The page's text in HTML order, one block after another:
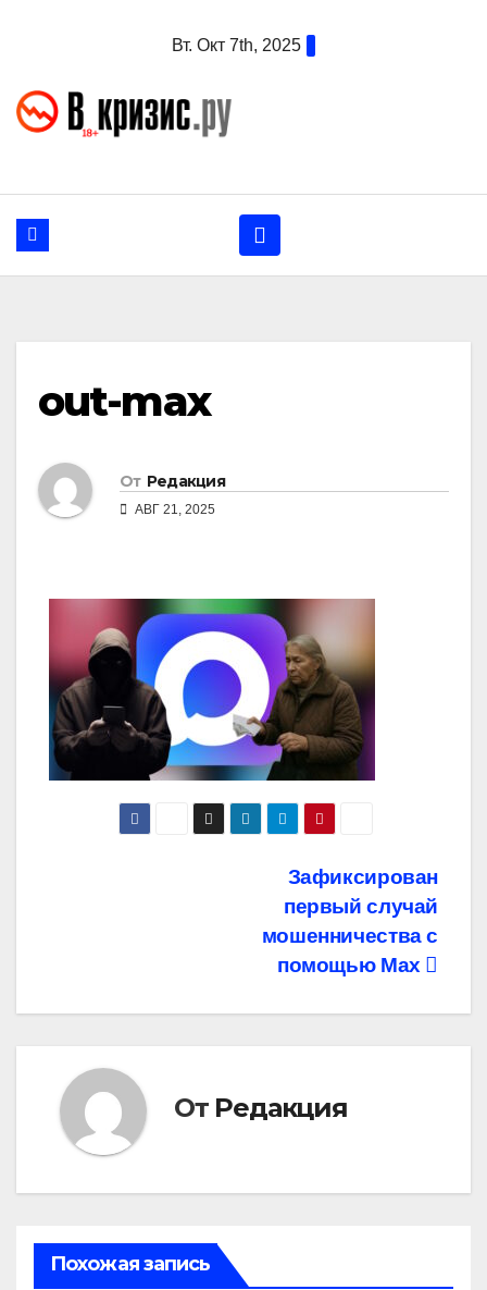
Вт. Окт 7th, 2025
out-max
От Редакция
АВГ 21, 2025
Зафиксирован
первый случай
мошенничества с
помощью Mаx
От Редакция
Похожая запись